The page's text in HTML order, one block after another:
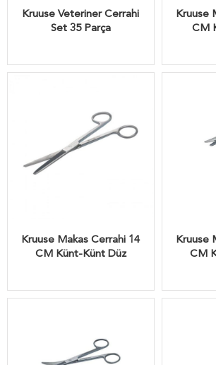
Kruuse Veteriner Cerrahi
Set 35 Parça
Kruuse
CM
Kruuse Makas Cerrahi 14
CM Künt-Künt Düz
Kruuse
CM